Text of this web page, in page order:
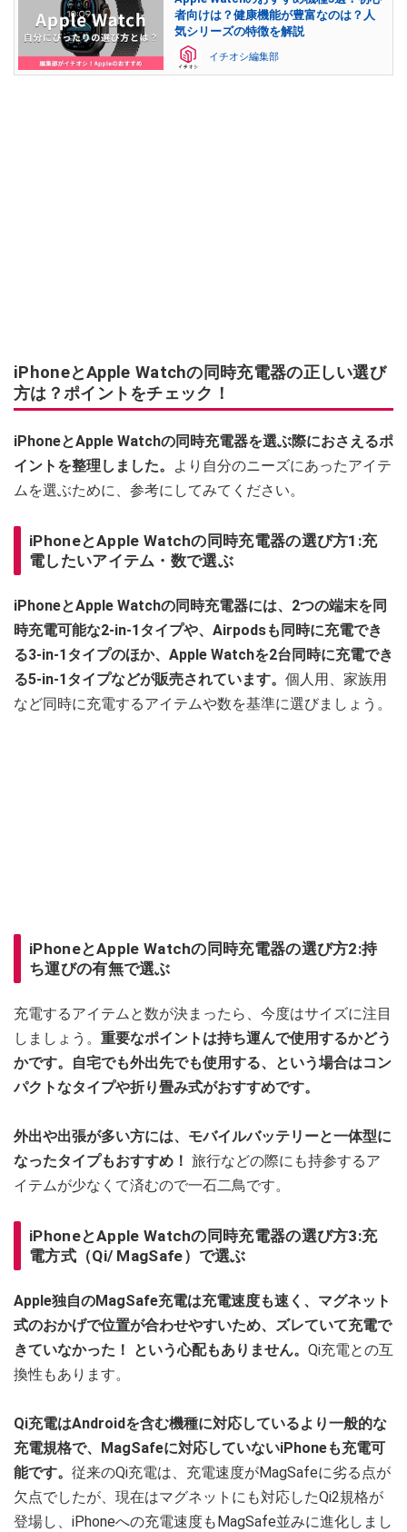
者向けは？健康機能が豊富なのは？人
気シリーズの特徴を解説
イチオシ編集部
iPhoneとApple Watchの同時充電器の正しい選び
方は？ポイントをチェック！
iPhoneとApple Watchの同時充電器を選ぶ際におさえるポ
イントを整理しました。
より自分のニーズにあったアイテ
ムを選ぶために、参考にしてみてください。
iPhoneとApple Watchの同時充電器の選び方1:充
電したいアイテム・数で選ぶ
iPhoneとApple Watchの同時充電器には、2つの端末を同
時充電可能な2-in-1タイプや、Airpodsも同時に充電でき
る3-in-1タイプのほか、Apple Watchを2台同時に充電でき
る5-in-1タイプなどが販売されています。 個人用、家族用
など同時に充電するアイテムや数を基準に選びましょう。
iPhoneとApple Watchの同時充電器の選び方2:持
ち運びの有無で選ぶ
充電するアイテムと数が決まったら、今度はサイズに注目
しましょう。 重要なポイントは持ち運んで使用するかどう
かです。自宅でも外出先でも使用する、という場合はコン
パクトなタイプや折り畳み式がおすすめです。
外出や出張が多い方には、モバイルバッテリーと一体型に
なったタイプもおすすめ！ 旅行などの際にも持参するア
イテムが少なくて済むので一石二鳥です。
iPhoneとApple Watchの同時充電器の選び方3:充
電方式（Qi/ MagSafe）で選ぶ
Apple独自のMagSafe充電は充電速度も速く、マグネット
式のおかげで位置が合わせやすいため、ズレていて充電で
きていなかった！ という心配もありません。 Qi充電との互
換性もあります。
Qi充電はAndroidを含む機種に対応しているより一般的な
充電規格で、MagSafeに対応していないiPhoneも充電可
能です。 従来のQi充電は、充電速度がMagSafeに劣る点が
欠点でしたが、現在はマグネットにも対応したQi2規格が
登場し、iPhoneへの充電速度もMagSafe並みに進化しまし